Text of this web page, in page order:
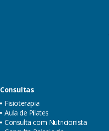
Consultas
Fisioterapia
Aula de Pilates
Consulta com Nutricionista